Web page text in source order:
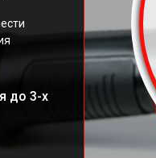
до 3-х